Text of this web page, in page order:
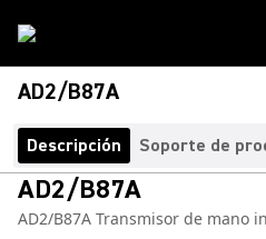
AD2/B87A
Descripción Soporte de
AD2/B87A
AD2/B87A Transmisor de mano